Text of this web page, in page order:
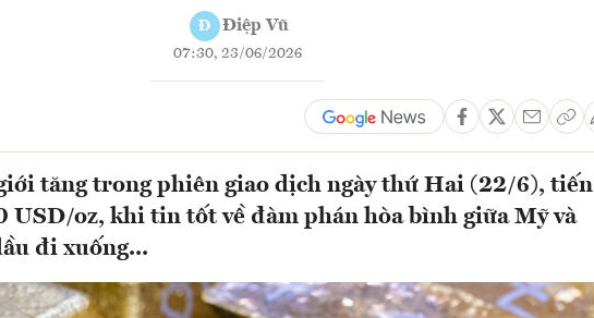
Đ Điệp Vũ
07:30, 23/06/2026
tăng trong phiên giao dịch ngày thứ Hai (22/6), tiến
USD/oz, khi tin tốt về đàm phán hòa bình giữa Mỹ và
đi xuống...